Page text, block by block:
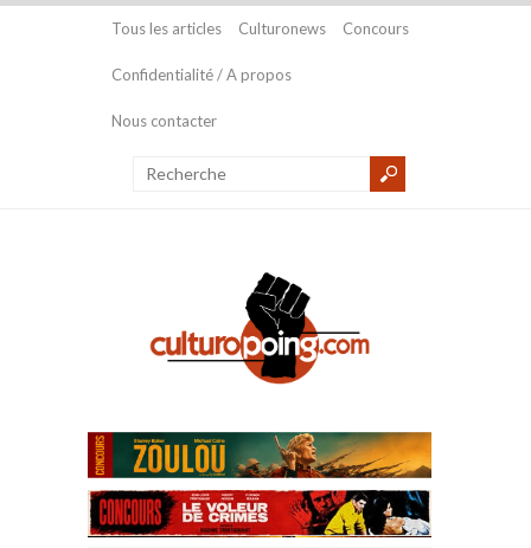
Tous les articles Culturonews Concours
Confidentialité / A propos
Nous contacter